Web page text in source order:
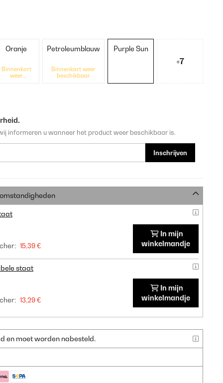
Oranje
Binnenkort
weer
Petroleumblauw
Binnenkort weer
beschikbaar
Purple Sun
+7
informeren u wanneer het product weer beschikbaar is.
Inschrijven
15,39 €
In mijn
winkelmandje
staat
13,29 €
In mijn
winkelmandje
en moet worden nabesteld.